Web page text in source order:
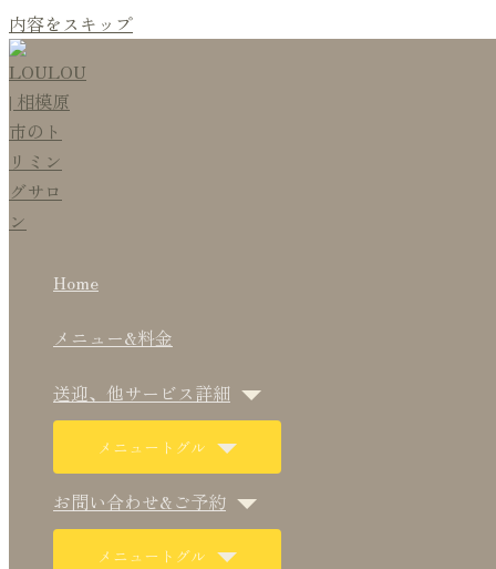
内容をスキップ
Home
メニュー&料金
送迎、他サービス詳細
メニュートグル
お問い合わせ&ご予約
メニュートグル